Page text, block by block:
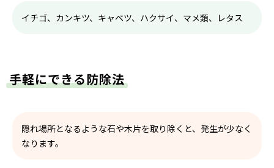
イチゴ、カンキツ、キャベツ、ハクサイ、マメ類、レタス
手軽にできる防除法
隠れ場所となるような石や木片を取り除くと、発生が少なく
なります。